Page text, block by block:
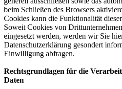
beim Schließen des Browsers
Cookies kann die Funktionalität
Soweit Cookies von
eingesetzt werden, werden wir Sie
Datenschutzerklärung gesondert
Einwilligung abfragen.
Rechtsgrundlagen für die
Daten